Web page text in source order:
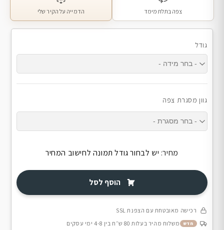
צפה בתלת מימד הדמייה על הקיר שלי
גודל
גוון מסגרת צפה
מחיר: יש לבחור גודל תמונה לחישוב המחיר
הוסף לסל
רכישה מאובטחת עם הצפנת SSL
חדש
משלוח מהיר בעלות 80 ש״ח בין 4-8 ימי עסקים